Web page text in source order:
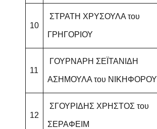
10
ΣΤΡΑΤΗ ΧΡΥΣΟΥΛΑ του
ΓΡΗΓΟΡΙΟΥ
11
ΓΟΥΡΝΑΡΗ ΣΕΪΤΑΝΙΔΗ
ΑΣΗΜΟΥΛΑ του ΝΙΚΗΦΟΡΟΥ
12
ΣΓΟΥΡΙΔΗΣ ΧΡΗΣΤΟΣ του
ΣΕΡΑΦΕΙΜ